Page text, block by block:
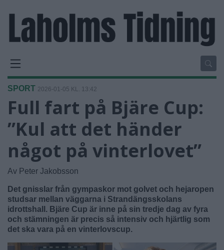
SPORT 2026-01-05 KL. 13:42
Full fart på Bjäre Cup:
”Kul att det händer
något på vinterlovet”
Av Peter Jakobsson
Det gnisslar från gympaskor mot golvet och hejaropen
studsar mellan väggarna i Strandängsskolans
idrottshall. Bjäre Cup är inne på sin tredje dag av fyra
och stämningen är precis så intensiv och hjärtlig som
det ska vara på en vinterlovscup.